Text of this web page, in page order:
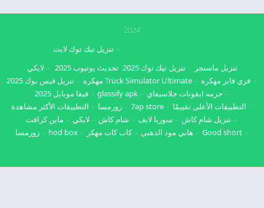
2024
تنزيل ماسنجر تنزيل تيك توك 2025
تنزيل تيك توك لايت
تحديث يوتيوب 2025
لايكي
فري فاير مهكره
Truck Simulator Ultimate مهكره
تنزيل فيس بوك 2025
حزمه ايقونات جلاسيفاي
glassify apk
فيفا موبايل 2025
التطبيقات الأعلى تقييمًا
7ap store زورمسا
التطبيقات الأكثر مشاهدة
تنزيل شام كاش
سوريا لايف شام كاش لايكي
ماين كرافت
Good short
هابي مود الذهبي كاب كات مهكر hod box زورمسا